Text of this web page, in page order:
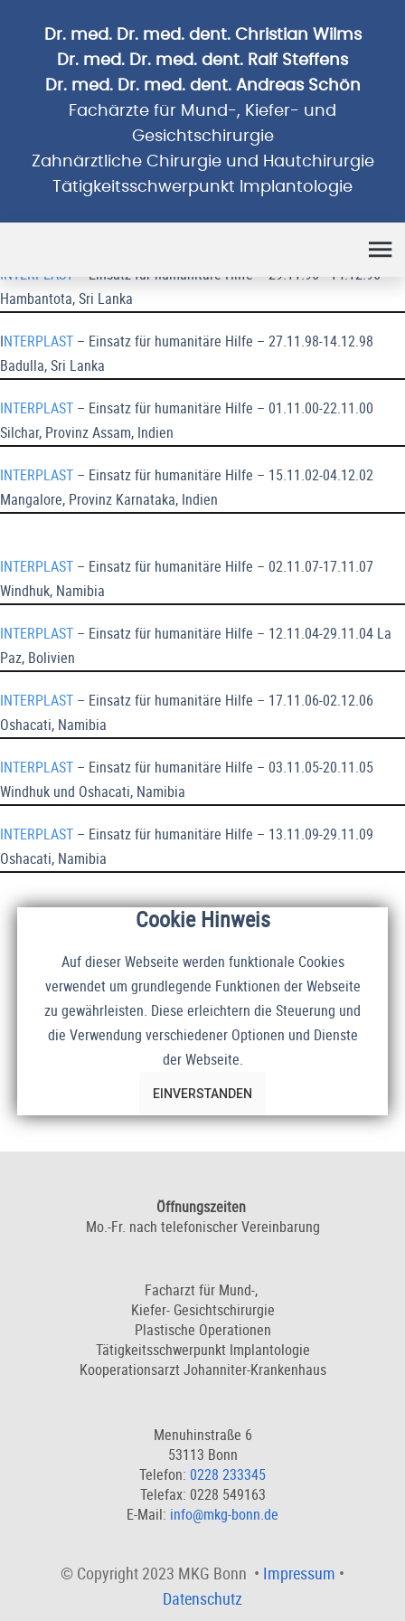
Dr. med. Dr. med. dent. Christian Wilms
Dr. med. Dr. med. dent. Ralf Steffens
Dr. med. Dr. med. dent. Andreas Schön
Fachärzte für Mund-, Kiefer- und
Gesichtschirurgie
Zahnärztliche Chirurgie und Hautchirurgie
Tätigkeitsschwerpunkt Implantologie
INTERPLAST
– Einsatz für humanitäre Hilfe – 29.11.96 - 14.12.96
Hambantota, Sri Lanka
INTERPLAST – Einsatz für humanitäre Hilfe – 27.11.98-14.12.98
Badulla, Sri Lanka
INTERPLAST – Einsatz für humanitäre Hilfe – 01.11.00-22.11.00
Silchar, Provinz Assam, Indien
INTERPLAST – Einsatz für humanitäre Hilfe – 15.11.02-04.12.02
Mangalore, Provinz Karnataka, Indien
INTERPLAST – Einsatz für humanitäre Hilfe – 02.11.07-17.11.07
Windhuk, Namibia
INTERPLAST – Einsatz für humanitäre Hilfe – 12.11.04-29.11.04 La
Paz, Bolivien
INTERPLAST – Einsatz für humanitäre Hilfe – 17.11.06-02.12.06
Oshacati, Namibia
INTERPLAST – Einsatz für humanitäre Hilfe – 03.11.05-20.11.05
Windhuk und Oshacati, Namibia
INTERPLAST – Einsatz für humanitäre Hilfe – 13.11.09-29.11.09
Oshacati, Namibia
Cookie Hinweis
Auf dieser Webseite werden funktionale Cookies
verwendet um grundlegende Funktionen der Webseite
zu gewährleisten. Diese erleichtern die Steuerung und
die Verwendung verschiedener Optionen und Dienste
der Webseite.
EINVERSTANDEN
Öffnungszeiten
Mo.-Fr. nach telefonischer Vereinbarung
Facharzt für Mund-,
Kiefer- Gesichtschirurgie
Plastische Operationen
Tätigkeitsschwerpunkt Implantologie
Kooperationsarzt Johanniter-Krankenhaus
Menuhinstraße 6
53113 Bonn
Telefon: 0228 233345
Telefax: 0228 549163
E-Mail: info@mkg-bonn.de
© Copyright 2023 MKG Bonn • Impressum •
Datenschutz